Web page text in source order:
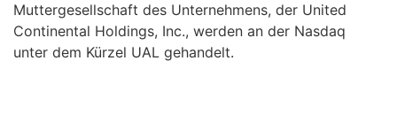
Muttergesellschaft des Unternehmens, der United
Continental Holdings, Inc., werden an der Nasdaq
unter dem Kürzel UAL gehandelt.